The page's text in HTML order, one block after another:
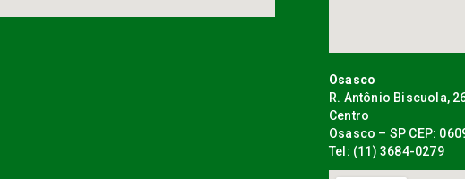
Osasco
R. Antônio Biscuola,
Centro
Osasco – SP CEP:
Tel: (11) 3684-0279